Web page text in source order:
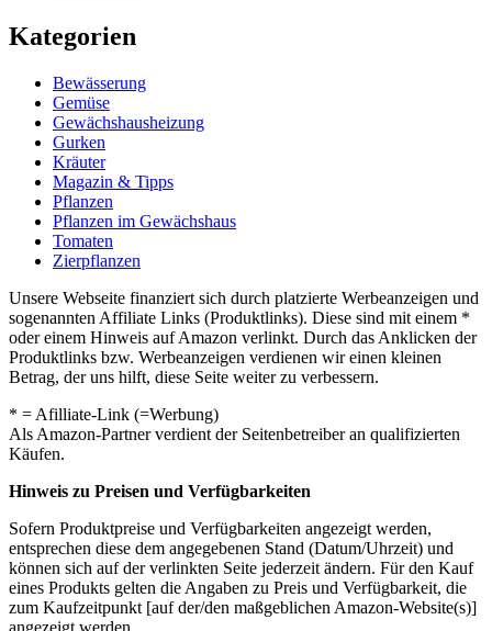
Kategorien
Bewässerung
Gemüse
Gewächshausheizung
Gurken
Kräuter
Magazin & Tipps
Pflanzen
Pflanzen im Gewächshaus
Tomaten
Zierpflanzen
Unsere Webseite finanziert sich durch platzierte Werbeanzeigen und
sogenannten Affiliate Links (Produktlinks). Diese sind mit einem *
oder einem Hinweis auf Amazon verlinkt. Durch das Anklicken der
Produktlinks bzw. Werbeanzeigen verdienen wir einen kleinen
Betrag, der uns hilft, diese Seite weiter zu verbessern.
* = Afilliate-Link (=Werbung)
Als Amazon-Partner verdient der Seitenbetreiber an qualifizierten
Käufen.
Hinweis zu Preisen und Verfügbarkeiten
Sofern Produktpreise und Verfügbarkeiten angezeigt werden,
entsprechen diese dem angegebenen Stand (Datum/Uhrzeit) und
können sich auf der verlinkten Seite jederzeit ändern. Für den Kauf
eines Produkts gelten die Angaben zu Preis und Verfügbarkeit, die
zum Kaufzeitpunkt [auf der/den maßgeblichen Amazon-Website(s)]
angezeigt werden.